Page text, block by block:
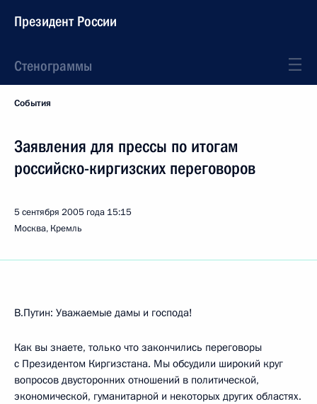
Президент России
Стенограммы
События
Заявления для прессы по итогам
российско-киргизских переговоров
5 сентября 2005 года 15:15
Москва, Кремль
В.Путин: Уважаемые дамы и господа!
Как вы знаете, только что закончились переговоры
с Президентом Киргизстана. Мы обсудили широкий круг
вопросов двусторонних отношений в политической,
экономической, гуманитарной и некоторых других областях.